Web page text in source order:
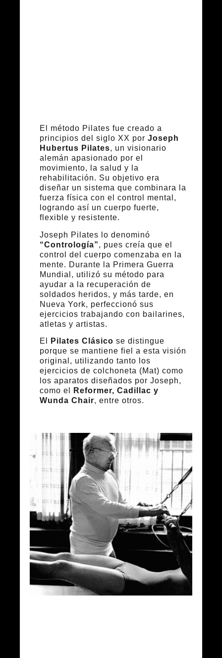
El método Pilates fue creado a
principios del siglo XX por Joseph
Hubertus Pilates, un visionario
alemán apasionado por el
movimiento, la salud y la
rehabilitación. Su objetivo era
diseñar un sistema que combinara la
fuerza física con el control mental,
logrando así un cuerpo fuerte,
flexible y resistente.
Joseph Pilates lo denominó
“Contrología”, pues creía que el
control del cuerpo comenzaba en la
mente. Durante la Primera Guerra
Mundial, utilizó su método para
ayudar a la recuperación de
soldados heridos, y más tarde, en
Nueva York, perfeccionó sus
ejercicios trabajando con bailarines,
atletas y artistas.
El Pilates Clásico se distingue
porque se mantiene fiel a esta visión
original, utilizando tanto los
ejercicios de colchoneta (Mat) como
los aparatos diseñados por Joseph,
como el
Reformer, Cadillac y
Wunda Chair, entre otros.